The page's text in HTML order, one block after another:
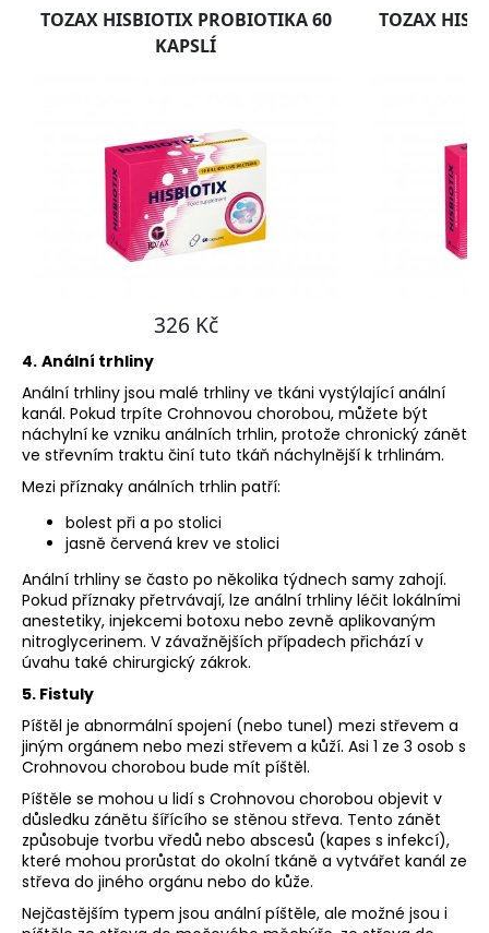
4. Anální trhliny
Anální trhliny jsou malé trhliny ve tkáni vystýlající anální
kanál. Pokud trpíte Crohnovou chorobou, můžete být
náchylní ke vzniku análních trhlin, protože chronický zánět
ve střevním traktu činí tuto tkáň náchylnější k trhlinám.
Mezi příznaky análních trhlin patří:
bolest při a po stolici
jasně červená krev ve stolici
Anální trhliny se často po několika týdnech samy zahojí.
Pokud příznaky přetrvávají, lze anální trhliny léčit lokálními
anestetiky, injekcemi botoxu nebo zevně aplikovaným
nitroglycerinem. V závažnějších případech přichází v
úvahu také chirurgický zákrok.
5. Fistuly
Píštěl je abnormální spojení (nebo tunel) mezi střevem a
jiným orgánem nebo mezi střevem a kůží. Asi 1 ze 3 osob s
Crohnovou chorobou bude mít píštěl.
Píštěle se mohou u lidí s Crohnovou chorobou objevit v
důsledku zánětu šířícího se stěnou střeva. Tento zánět
způsobuje tvorbu vředů nebo abscesů (kapes s infekcí),
které mohou prorůstat do okolní tkáně a vytvářet kanál ze
střeva do jiného orgánu nebo do kůže.
Nejčastějším typem jsou anální píštěle, ale možné jsou i